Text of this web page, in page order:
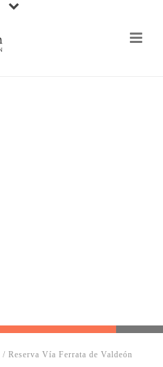
/ Reserva Vía Ferrata de Valdeón